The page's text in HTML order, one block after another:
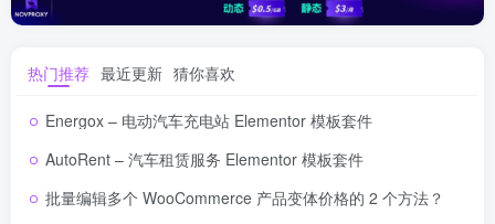
热门推荐 最近更新 猜你喜欢
Energox – 电动汽车充电站 Elementor 模板套件
AutoRent – 汽车租赁服务 Elementor 模板套件
批量编辑多个 WooCommerce 产品变体价格的 2 个方法？